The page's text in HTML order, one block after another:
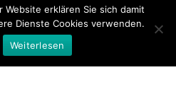
sowie für das angezeigte Bild- und
angegebene Herausgeber
Regel auch Urheber der
Bild-, Ton- und
erklären Sie sich damit
Dienste Cookies verwenden.
Weiterlesen